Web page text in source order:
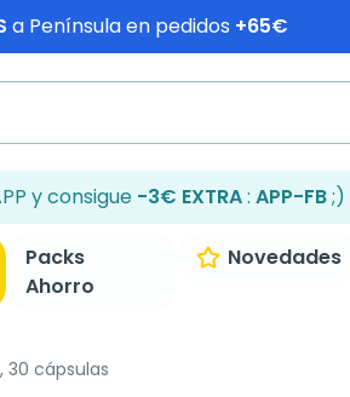
a Península en pedidos +65€
y consigue -3€ EXTRA: APP-FB;)
Packs
Ahorro
Novedades
30 cápsulas